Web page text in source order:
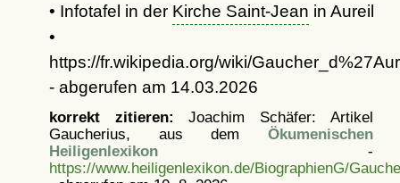
• Infotafel in der Kirche Saint-Jean in Aureil
•
https://fr.wikipedia.org/wiki/
- abgerufen am 14.03.2026
korrekt zitieren: Joachim Schäfer: Artikel
Gaucherius, aus dem Ökumenischen
Heiligenlexikon-
https://www.heiligenlexikon.de/BiographienG/